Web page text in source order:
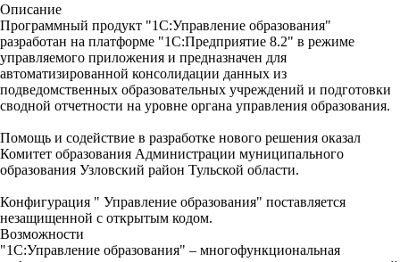
Описание
Программный продукт "1С:Управление образования"
разработан на платформе "1С:Предприятие 8.2" в режиме
управляемого приложения и предназначен для
автоматизированной консолидации данных из
подведомственных образовательных учреждений и подготовки
сводной отчетности на уровне органа управления образования.
Помощь и содействие в разработке нового решения оказал
Комитет образования Администрации муниципального
образования Узловский район Тульской области.
Конфигурация " Управление образования" поставляется
незащищенной с открытым кодом.
Возможности
"1С:Управление образования" – многофункциональная